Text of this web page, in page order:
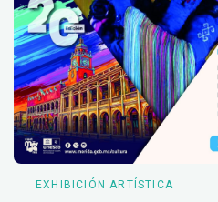
EXHIBICIÓN ARTÍSTICA